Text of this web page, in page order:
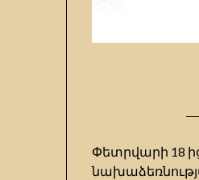
Փետրվարի 18